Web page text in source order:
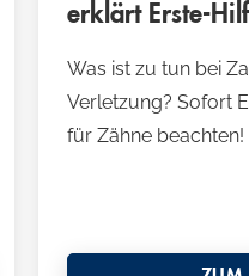
erklärt Erste-
Was ist zu tun bei
Verletzung? Sofort
für Zähne